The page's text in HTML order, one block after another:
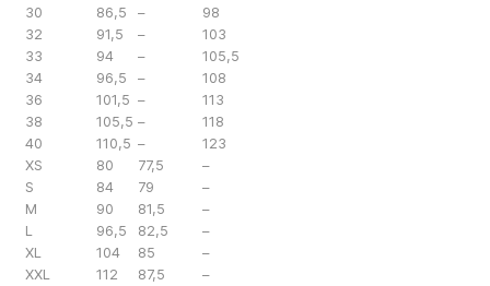
30 86,5 –
98
32
91,5 –
103
33
94 –
105,5
34
96,5 –
108
36
101,5 –
113
38
105,5 –
118
40
110,5 –
123
XS
80 77,5
–
S
84 79
–
M
90 81,5
–
L
96,5 82,5
–
XL
104 85
–
XXL
112 87,5
–